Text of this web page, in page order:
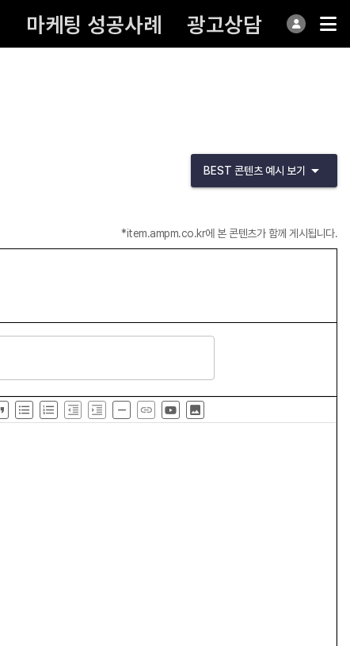
마케팅 성공사례 광고상담
BEST 콘텐츠 예시 보기
*item.ampm.co.kr에 본 콘텐츠가 함께 게시됩니다.